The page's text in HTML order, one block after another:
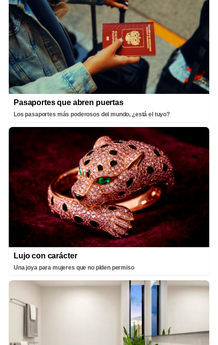
Pasaportes que abren puertas
Los pasaportes más poderosos del mundo, ¿está el tuyo?
Lujo con carácter
Una joya para mujeres que no piden permiso